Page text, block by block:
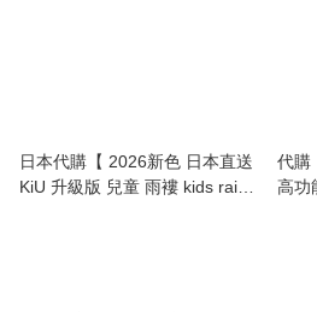
日本代購【 2026新色 日本直送
KiU 升級版 兒童 雨褸 kids rain
代購
高功